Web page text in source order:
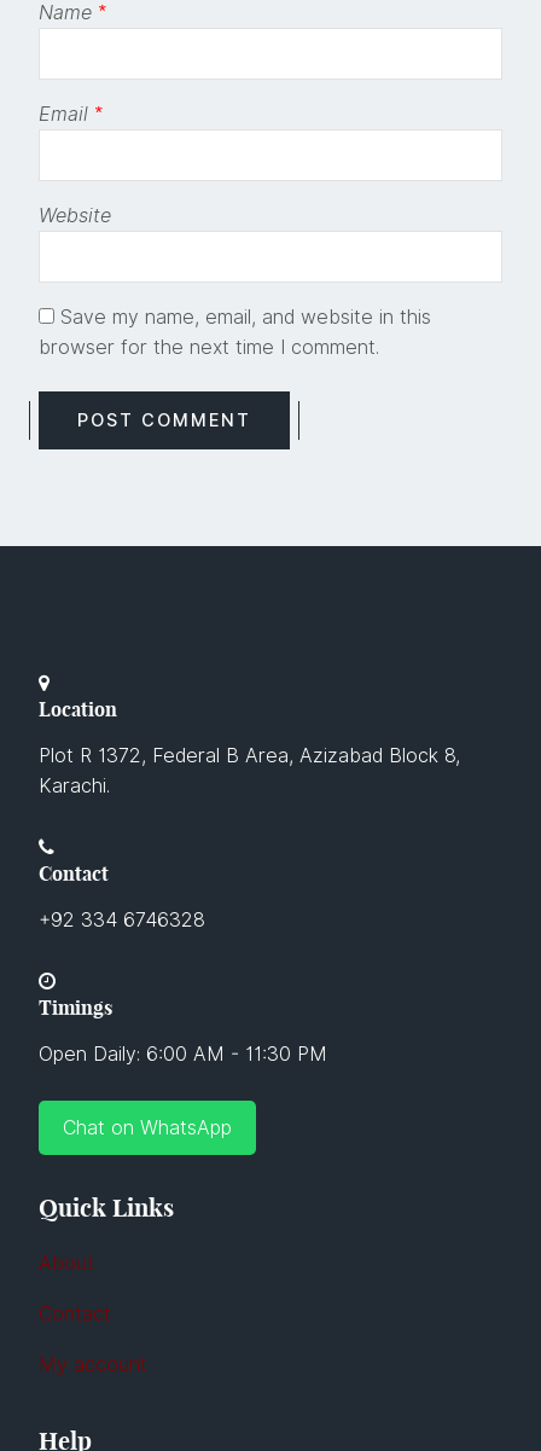
Name *
Email *
Website
Save my name, email, and website in this
browser for the next time I comment.
Location
Plot R 1372, Federal B Area, Azizabad Block 8,
Karachi.
Contact
+92 334 6746328
Timings
Open Daily: 6:00 AM - 11:30 PM
Chat on WhatsApp
Quick Links
About
Contact
My account
Help